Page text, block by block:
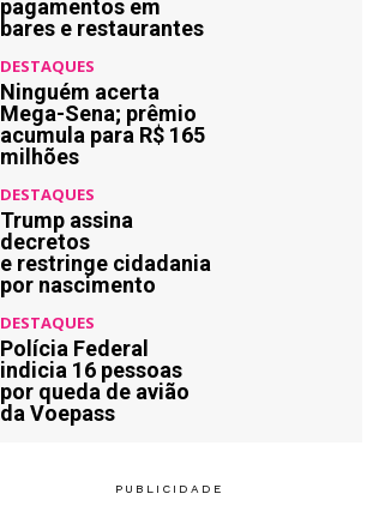
pagamentos em
bares e restaurantes
DESTAQUES
Ninguém acerta
Mega-Sena; prêmio
acumula para R$ 165
milhões
DESTAQUES
Trump assina
decretos
e restringe cidadania
por nascimento
DESTAQUES
Polícia Federal
indicia 16 pessoas
por queda de avião
da Voepass